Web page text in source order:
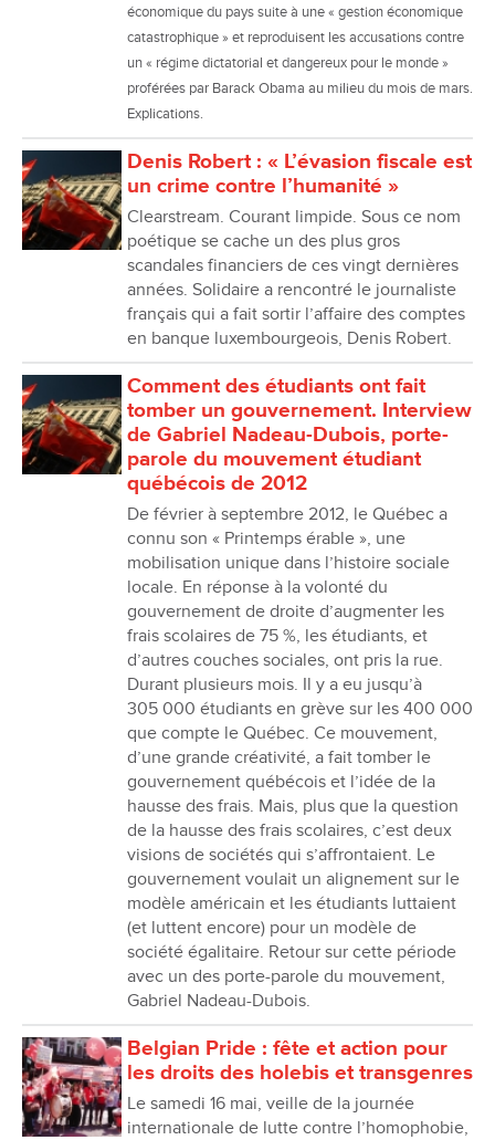
économique du pays suite à une « gestion économique
catastrophique » et reproduisent les accusations contre
un « régime dictatorial et dangereux pour le monde »
proférées par Barack Obama au milieu du mois de mars.
Explications.
Denis Robert : « L’évasion fiscale est
un crime contre l’humanité »
Clearstream. Courant limpide. Sous ce nom
poétique se cache un des plus gros
scandales financiers de ces vingt dernières
années. Solidaire a rencontré le journaliste
français qui a fait sortir l’affaire des comptes
en banque luxembourgeois, Denis Robert.
Comment des étudiants ont fait
tomber un gouvernement. Interview
de Gabriel Nadeau-Dubois, porte-
parole du mouvement étudiant
québécois de 2012
De février à septembre 2012, le Québec a
connu son « Printemps érable », une
mobilisation unique dans l’histoire sociale
locale. En réponse à la volonté du
gouvernement de droite d’augmenter les
frais scolaires de 75 %, les étudiants, et
d’autres couches sociales, ont pris la rue.
Durant plusieurs mois. Il y a eu jusqu’à
305 000 étudiants en grève sur les 400 000
que compte le Québec. Ce mouvement,
d’une grande créativité, a fait tomber le
gouvernement québécois et l’idée de la
hausse des frais. Mais, plus que la question
de la hausse des frais scolaires, c’est deux
visions de sociétés qui s’affrontaient. Le
gouvernement voulait un alignement sur le
modèle américain et les étudiants luttaient
(et luttent encore) pour un modèle de
société égalitaire. Retour sur cette période
avec un des porte-parole du mouvement,
Gabriel Nadeau-Dubois.
Belgian Pride : fête et action pour
les droits des holebis et transgenres
Le samedi 16 mai, veille de la journée
internationale de lutte contre l’homophobie,